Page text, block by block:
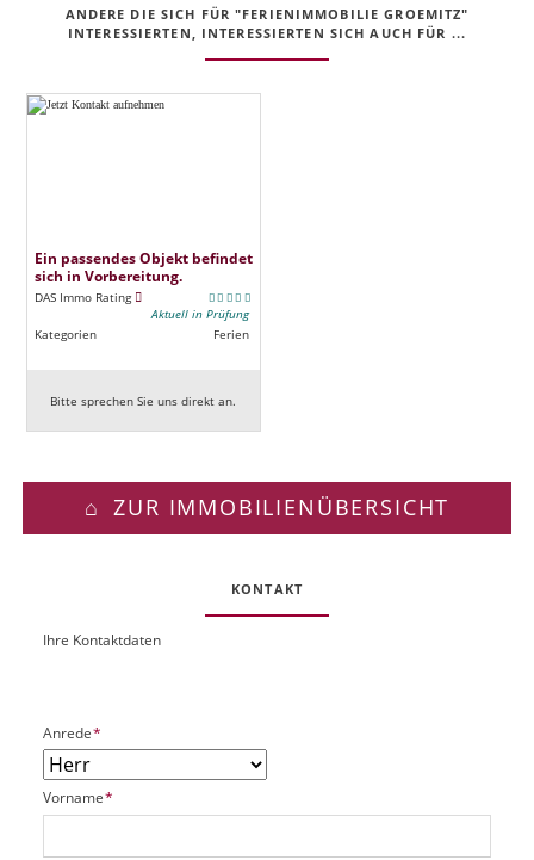
ANDERE DIE SICH FÜR "FERIENIMMOBILIE GROEMITZ"
INTERESSIERTEN, INTERESSIERTEN SICH AUCH FÜR ...
Ein passendes Objekt befindet
sich in Vorbereitung.
DAS Immo Rating
Aktuell in Prüfung
Kategorien
Ferien
Bitte sprechen Sie uns direkt an.
ZUR IMMOBILIENÜBERSICHT
KONTAKT
O
k
P
t
UIhre Kontaktdaten
P
f
l
i
c
Anrede*
P
f
Vorname*